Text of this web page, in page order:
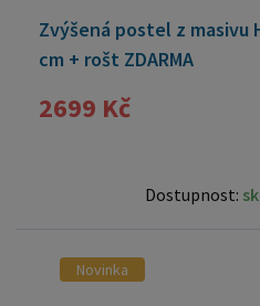
Zvýšená postel z masivu
cm + rošt ZDARMA
2699 Kč
Dostupnost:
Novinka